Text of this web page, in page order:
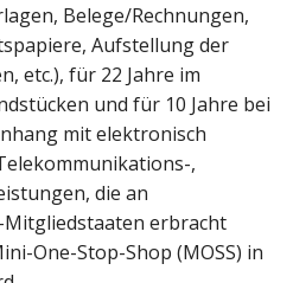
Belege/Rechnungen,
Aufstellung der
etc.), für 22 Jahre im
und für 10 Jahre bei
mit elektronisch
,
die an
erbracht
One-Stop-Shop (MOSS) in